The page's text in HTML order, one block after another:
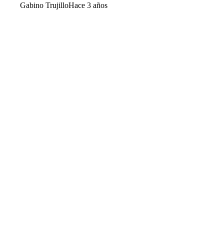
Gabino TrujilloHace 3 años